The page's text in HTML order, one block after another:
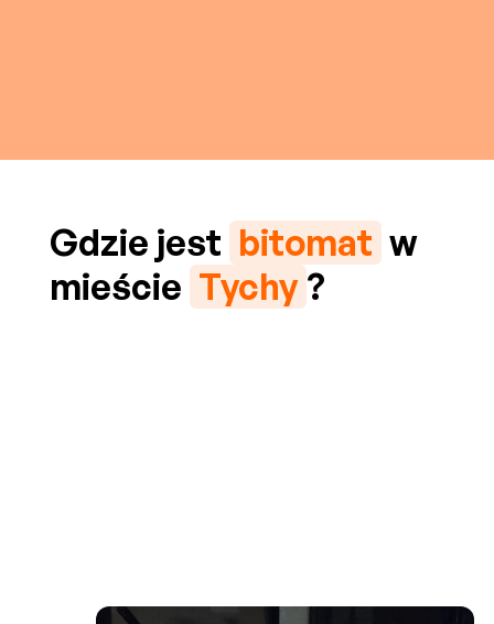
Gdzie jest bitomat w
mieście Tychy ?